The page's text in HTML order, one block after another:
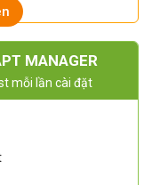
MANAGER
mỗi lần cài đặt